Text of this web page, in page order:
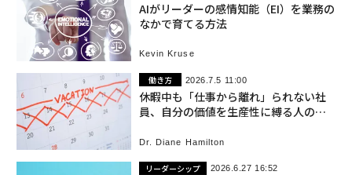
AIがリーダーの感情知能（EI）を業務の
なかで育てる方法
Kevin Kruse
働き方 2026.7.5 11:00
休暇中も「仕事から離れ」られない社
員、自分の価値を生産性に縛る人の危
Dr. Diane Hamilton
リーダーシップ 2026.6.27 16:52